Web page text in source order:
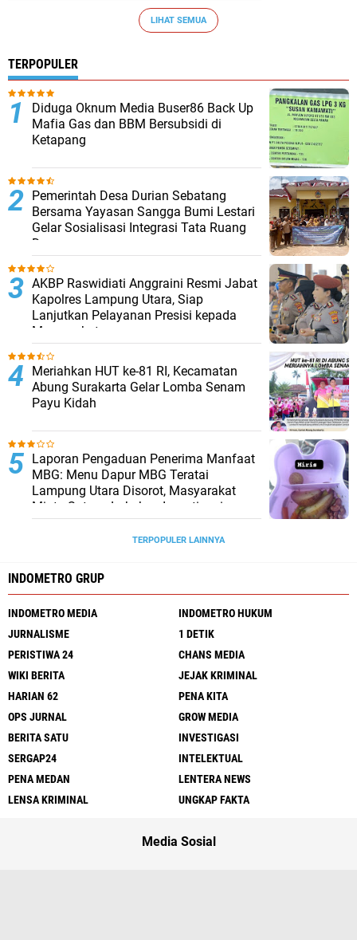
LIHAT SEMUA
TERPOPULER
Diduga Oknum Media Buser86 Back Up
Mafia Gas dan BBM Bersubsidi di
Ketapang
Pemerintah Desa Durian Sebatang
Bersama Yayasan Sangga Bumi Lestari
Gelar Sosialisasi Integrasi Tata Ruang
Desa
AKBP Raswidiati Anggraini Resmi Jabat
Kapolres Lampung Utara, Siap
Lanjutkan Pelayanan Presisi kepada
Masyarakat
Meriahkan HUT ke-81 RI, Kecamatan
Abung Surakarta Gelar Lomba Senam
Payu Kidah
Laporan Pengaduan Penerima Manfaat
MBG: Menu Dapur MBG Teratai
Lampung Utara Disorot, Masyarakat
Minta Satgas Lakukan Investigasi
TERPOPULER LAINNYA
INDOMETRO GRUP
INDOMETRO MEDIA
INDOMETRO HUKUM
JURNALISME
1 DETIK
PERISTIWA 24
CHANS MEDIA
WIKI BERITA
JEJAK KRIMINAL
HARIAN 62
PENA KITA
OPS JURNAL
GROW MEDIA
BERITA SATU
INVESTIGASI
SERGAP24
INTELEKTUAL
PENA MEDAN
LENTERA NEWS
LENSA KRIMINAL
UNGKAP FAKTA
Media Sosial